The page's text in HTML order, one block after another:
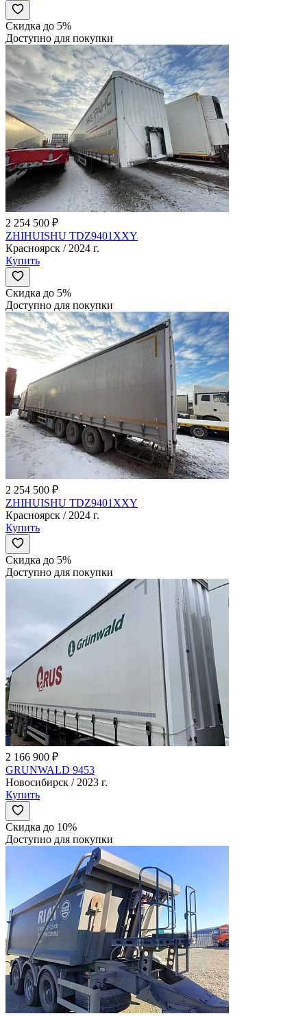
Скидка до 5%
Доступно для покупки
2 254 500 ₽
ZHIHUISHU TDZ9401XXY
Красноярск / 2024 г.
Купить
Скидка до 5%
Доступно для покупки
2 254 500 ₽
ZHIHUISHU TDZ9401XXY
Красноярск / 2024 г.
Купить
Скидка до 5%
Доступно для покупки
2 166 900 ₽
GRUNWALD 9453
Новосибирск / 2023 г.
Купить
Скидка до 10%
Доступно для покупки